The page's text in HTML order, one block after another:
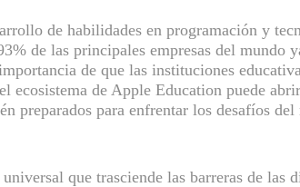
de habilidades en programación y
de las principales empresas del mundo
de que las instituciones
ecosistema de Apple Education puede
preparados para enfrentar los desafíos
que trasciende las barreras de las